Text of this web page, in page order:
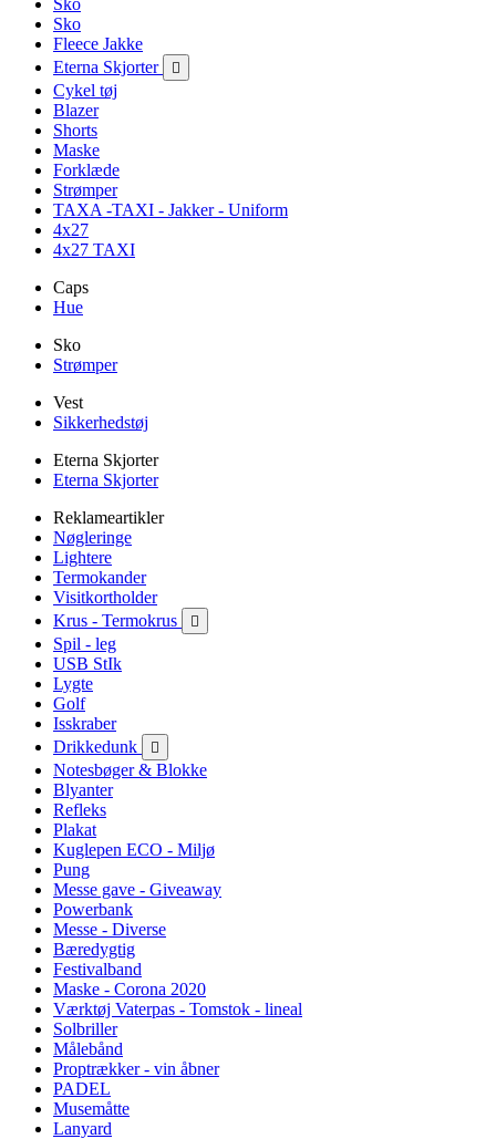
Sko
Sko
Fleece Jakke
Eterna Skjorter

Cykel tøj
Blazer
Shorts
Maske
Forklæde
Strømper
TAXA -TAXI - Jakker - Uniform
4x27
4x27 TAXI
Caps
Hue
Sko
Strømper
Vest
Sikkerhedstøj
Eterna Skjorter
Eterna Skjorter
Reklameartikler
Nøgleringe
Lightere
Termokander
Visitkortholder
Krus - Termokrus

Spil - leg
USB StIk
Lygte
Golf
Isskraber
Drikkedunk

Notesbøger & Blokke
Blyanter
Refleks
Plakat
Kuglepen ECO - Miljø
Pung
Messe gave - Giveaway
Powerbank
Messe - Diverse
Bæredygtig
Festivalband
Maske - Corona 2020
Værktøj Vaterpas - Tomstok - lineal
Solbriller
Målebånd
Proptrækker - vin åbner
PADEL
Musemåtte
Lanyard